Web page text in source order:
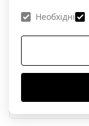
Необхідні